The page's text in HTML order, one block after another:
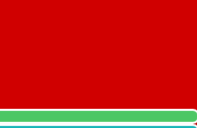
HKD 44,359.70